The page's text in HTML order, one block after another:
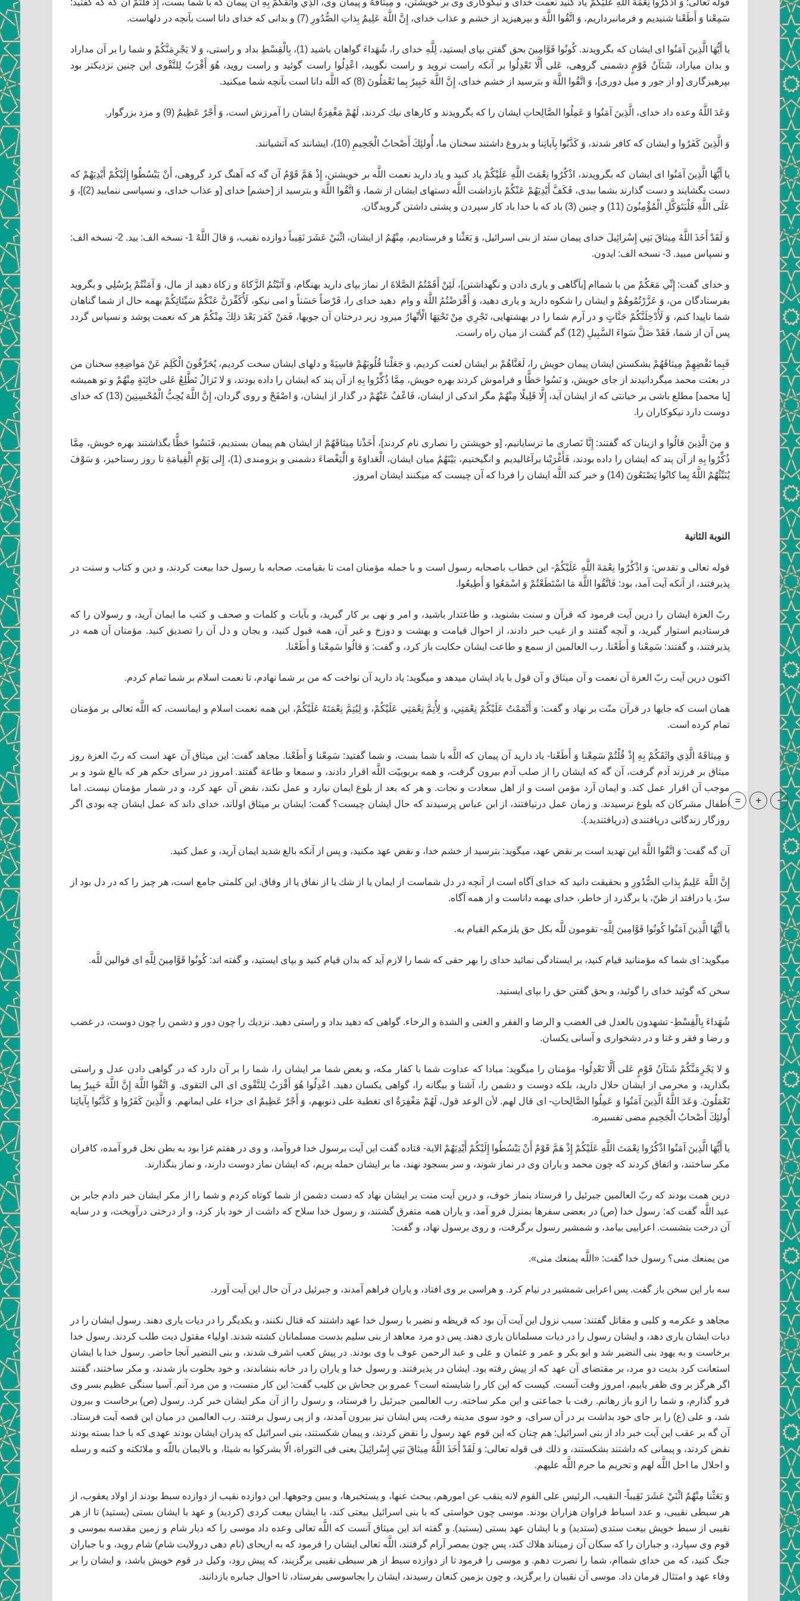
قوله تعالى: وَ اذْكُرُوا نِعْمَةَ اللَّهِ عَلَيْكُمْ‏ ياد كنيد نعمت خداى و نيكوكارى وى بر خويشتن، و مِيثاقَهُ‏ و پيمان وى، الَّذِي واثَقَكُمْ بِهِ‏ آن پيمان كه با شما بست، إِذْ قُلْتُمْ‏ آن گه كه گفتيد:
سَمِعْنا وَ أَطَعْنا شنيديم و فرمانبرداريم، وَ اتَّقُوا اللَّهَ‏ و بپرهيزيد از خشم و عذاب خداى، إِنَّ اللَّهَ عَلِيمٌ بِذاتِ الصُّدُورِ (7) و بدانى كه خداى دانا است بآنچه در دلهاست.
يا أَيُّهَا الَّذِينَ آمَنُوا اى ايشان كه بگرويدند. كُونُوا قَوَّامِينَ‏ بحق گفتن بپاى ايستيد، لِلَّهِ‏ خداى را، شُهَداءَ گواهان باشيد (1)، بِالْقِسْطِ بداد و راستى، وَ لا يَجْرِمَنَّكُمْ‏ و شما را بر آن مداراد
و بدان مياراد، شَنَآنُ قَوْمٍ‏ دشمنى گروهى، عَلى‏ أَلَّا تَعْدِلُوا بر آنكه راست نرويد و راست نگوييد، اعْدِلُوا راست گوئيد و راست رويد، هُوَ أَقْرَبُ لِلتَّقْوى‏ اين چنين نزديكتر بود
بپرهيزگارى [و از جور و ميل دورى‏]، وَ اتَّقُوا اللَّهَ‏ و بترسيد از خشم خداى، إِنَّ اللَّهَ خَبِيرٌ بِما تَعْمَلُونَ‏ (8) كه اللَّه دانا است بآنچه شما ميكنيد.
وَعَدَ اللَّهُ‏ وعده داد خداى، الَّذِينَ آمَنُوا وَ عَمِلُوا الصَّالِحاتِ‏ ايشان را كه بگرويدند و كارهاى نيك كردند، لَهُمْ مَغْفِرَةٌ ايشان را آمرزش است، وَ أَجْرٌ عَظِيمٌ‏ (9) و مزد بزرگوار.
وَ الَّذِينَ كَفَرُوا و ايشان كه كافر شدند، وَ كَذَّبُوا بِآياتِنا و بدروغ داشتند سخنان ما، أُولئِكَ أَصْحابُ الْجَحِيمِ‏ (10)، ايشانند كه آتشيانند.
يا أَيُّهَا الَّذِينَ آمَنُوا اى ايشان كه بگرويدند، اذْكُرُوا نِعْمَتَ اللَّهِ عَلَيْكُمْ‏ ياد كنيد و ياد داريد نعمت اللَّه بر خويشتن، إِذْ هَمَّ قَوْمٌ‏ آن گه كه آهنگ كرد گروهى، أَنْ يَبْسُطُوا إِلَيْكُمْ أَيْدِيَهُمْ‏ كه
دست بگشايند و دست گذارند بشما ببدى، فَكَفَّ أَيْدِيَهُمْ عَنْكُمْ‏ بازداشت اللَّه دستهاى ايشان از شما، وَ اتَّقُوا اللَّهَ‏ و بترسيد از [خشم‏] خداى [و عذاب خداى، و نسپاسى ننماييد (2)]، وَ
عَلَى اللَّهِ فَلْيَتَوَكَّلِ الْمُؤْمِنُونَ‏ (11) و چنين (3) باد كه با خدا باد كار سپردن و پشتى داشتن گرويدگان.
وَ لَقَدْ أَخَذَ اللَّهُ مِيثاقَ بَنِي إِسْرائِيلَ‏ خداى پيمان ستد از بنى اسرائيل، وَ بَعَثْنا و فرستاديم، مِنْهُمُ‏ از ايشان، اثْنَيْ عَشَرَ نَقِيباً دوازده نقيب، وَ قالَ اللَّهُ‏ 1- نسخه الف: بيد. 2- نسخه الف:
و نسپاس مبيد. 3- نسخه الف: ايدون.
و خداى گفت: إِنِّي مَعَكُمْ‏ من با شماام [بآگاهى و يارى دادن و نگه‏داشتن‏]، لَئِنْ أَقَمْتُمُ الصَّلاةَ ار نماز بپاى داريد بهنگام، وَ آتَيْتُمُ الزَّكاةَ و زكاة دهيد از مال، وَ آمَنْتُمْ بِرُسُلِي‏ و بگرويد
بفرستادگان من، وَ عَزَّرْتُمُوهُمْ‏ و ايشان را شكوه داريد و يارى دهيد، وَ أَقْرَضْتُمُ اللَّهَ‏ و وام دهيد خداى را، قَرْضاً حَسَناً و امى نيكو، لَأُكَفِّرَنَّ عَنْكُمْ سَيِّئاتِكُمْ‏ بهمه حال از شما گناهان
شما ناپيدا كنم، وَ لَأُدْخِلَنَّكُمْ جَنَّاتٍ‏ و در آرم شما را در بهشتهايى، تَجْرِي مِنْ تَحْتِهَا الْأَنْهارُ ميرود زير درختان آن جويها، فَمَنْ كَفَرَ بَعْدَ ذلِكَ مِنْكُمْ‏ هر كه نعمت پوشد و نسپاس گردد
پس آن از شما، فَقَدْ ضَلَّ سَواءَ السَّبِيلِ‏ (12) گم گشت از ميان راه راست.
فَبِما نَقْضِهِمْ مِيثاقَهُمْ‏ بشكستن ايشان پيمان خويش را، لَعَنَّاهُمْ‏ بر ايشان لعنت كرديم، وَ جَعَلْنا قُلُوبَهُمْ قاسِيَةً و دلهاى ايشان سخت كرديم، يُحَرِّفُونَ الْكَلِمَ عَنْ مَواضِعِهِ‏ سخنان من
در بعثت محمد ميگردانيدند از جاى خويش، وَ نَسُوا حَظًّا و فراموش كردند بهره خويش، مِمَّا ذُكِّرُوا بِهِ‏ از آن پند كه ايشان را داده بودند، وَ لا تَزالُ تَطَّلِعُ عَلى‏ خائِنَةٍ مِنْهُمْ‏ و تو هميشه
[يا محمد] مطلع باشى بر خيانتى كه از ايشان آيد، إِلَّا قَلِيلًا مِنْهُمْ‏ مگر اندكى از ايشان، فَاعْفُ عَنْهُمْ‏ در گذار از ايشان، وَ اصْفَحْ‏ و روى گردان، إِنَّ اللَّهَ يُحِبُّ الْمُحْسِنِينَ‏ (13) كه خداى
دوست دارد نيكوكاران را.
وَ مِنَ الَّذِينَ قالُوا و ازينان كه گفتند: إِنَّا نَصارى‏ ما ترسايانيم، [و خويشتن را نصارى نام كردند]، أَخَذْنا مِيثاقَهُمْ‏ از ايشان هم پيمان بستديم، فَنَسُوا حَظًّا بگذاشتند بهره خويش، مِمَّا
ذُكِّرُوا بِهِ‏ از آن پند كه ايشان را داده بودند، فَأَغْرَيْنا برآغاليديم و انگيختيم، بَيْنَهُمُ‏ ميان ايشان، الْعَداوَةَ وَ الْبَغْضاءَ دشمنى و بزومندى (1)، إِلى‏ يَوْمِ الْقِيامَةِ تا روز رستاخيز، وَ سَوْفَ
يُنَبِّئُهُمُ اللَّهُ بِما كانُوا يَصْنَعُونَ‏ (14) و خبر كند اللَّه ايشان را فردا كه آن چيست كه ميكنند ايشان امروز.
النوبة الثانية
قوله تعالى و تقدس: وَ اذْكُرُوا نِعْمَةَ اللَّهِ عَلَيْكُمْ‏- اين خطاب باصحابه رسول است و با جمله مؤمنان امت تا بقيامت. صحابه با رسول خدا بيعت كردند، و دين و كتاب و سنت در
پذيرفتند، از آنكه آيت آمد، بود: فَاتَّقُوا اللَّهَ مَا اسْتَطَعْتُمْ وَ اسْمَعُوا وَ أَطِيعُوا.
ربّ العزة ايشان را درين آيت فرمود كه قرآن و سنت بشنويد، و طاعت‏دار باشيد، و امر و نهى بر كار گيريد، و بآيات و كلمات و صحف و كتب ما ايمان آريد، و رسولان را كه
فرستاديم استوار گيريد، و آنچه گفتند و از غيب خبر دادند، از احوال قيامت و بهشت و دوزخ و غير آن، همه قبول كنيد، و بجان و دل آن را تصديق كنيد. مؤمنان آن همه در
پذيرفتند، و گفتند: سَمِعْنا وَ أَطَعْنا. رب العالمين از سمع و طاعت ايشان حكايت باز كرد، و گفت: وَ قالُوا سَمِعْنا وَ أَطَعْنا.
اكنون درين آيت ربّ العزة آن نعمت و آن ميثاق و آن قول با ياد ايشان ميدهد و ميگويد: ياد داريد آن نواخت كه من بر شما نهادم، تا نعمت اسلام بر شما تمام كردم.
همان است كه جايها در قرآن منّت بر نهاد و گفت: وَ أَتْمَمْتُ عَلَيْكُمْ نِعْمَتِي‏، وَ لِأُتِمَّ نِعْمَتِي عَلَيْكُمْ‏، وَ لِيُتِمَّ نِعْمَتَهُ عَلَيْكُمْ‏، اين همه نعمت اسلام و ايمانست، كه اللَّه تعالى بر مؤمنان
تمام كرده است.
وَ مِيثاقَهُ الَّذِي واثَقَكُمْ بِهِ إِذْ قُلْتُمْ سَمِعْنا وَ أَطَعْنا- ياد داريد آن پيمان كه اللَّه با شما بست، و شما گفتيد: سَمِعْنا وَ أَطَعْنا. مجاهد گفت: اين ميثاق آن عهد است كه ربّ العزة روز
ميثاق بر فرزند آدم گرفت، آن گه كه ايشان را از صلب آدم بيرون گرفت، و همه بربوبيّت اللَّه اقرار دادند، و سمعا و طاعة گفتند. امروز در سراى حكم هر كه بالغ شود و بر
موجب آن اقرار عمل كند. و ايمان آرد مؤمن است و از اهل سعادت و نجات. و هر كه بعد از بلوغ ايمان نيارد و عمل نكند، نقض آن عهد كرد، و در شمار مؤمنان نيست. اما
اطفال مشركان كه بلوغ نرسيدند. و زمان عمل درنيافتند، از ابن عباس پرسيدند كه حال ايشان چيست؟ گفت: ايشان بر ميثاق اول‏اند، خداى داند كه عمل ايشان چه بودى اگر
روزگار زندگانى دريافتندى (دريافتنديد.).
آن گه گفت: وَ اتَّقُوا اللَّهَ‏ اين تهديد است بر نقض عهد، ميگويد: بترسيد از خشم خدا، و نقض عهد مكنيد، و پس از آنكه بالغ شديد ايمان آريد، و عمل كنيد.
إِنَّ اللَّهَ عَلِيمٌ بِذاتِ الصُّدُورِ و بحقيقت دانيد كه خداى آگاه است از آنچه در دل شماست از ايمان يا از شك يا از نفاق يا از وفاق. اين كلمتى جامع است، هر چيز را كه در دل بود از
سرّ، يا درافتد از ظنّ، يا برگذرد از خاطر، خداى بهمه داناست و از همه آگاه.
يا أَيُّهَا الَّذِينَ آمَنُوا كُونُوا قَوَّامِينَ لِلَّهِ‏- تقومون للَّه بكل حق يلزمكم القيام به.
ميگويد: اى شما كه مؤمنانيد قيام كنيد، بر ايستادگى نمائيد خداى را بهر حقى كه شما را لازم آيد كه بدان قيام كنيد و بپاى ايستيد، و گفته ‏اند: كُونُوا قَوَّامِينَ لِلَّهِ‏ اى قوالين للَّه.
سخن كه گوئيد خداى را گوئيد، و بحق گفتن حق را بپاى ايستيد.
شُهَداءَ بِالْقِسْطِ- تشهدون بالعدل فى الغضب و الرضا و الفقر و الغنى و الشدة و الرخاء. گواهى كه دهيد بداد و راستى دهيد. نزديك را چون دور و دشمن را چون دوست، در غضب
و رضا و فقر و غنا و در دشخوارى و آسانى يكسان.
وَ لا يَجْرِمَنَّكُمْ شَنَآنُ قَوْمٍ عَلى‏ أَلَّا تَعْدِلُوا- مؤمنان را ميگويد: مبادا كه عداوت شما با كفار مكه، و بغض شما مر ايشان را، شما را بر آن دارد كه در گواهى دادن عدل و راستى
بگذاريد، و محرمى از ايشان حلال داريد، بلكه دوست و دشمن را، آشنا و بيگانه را، گواهى يكسان دهيد. اعْدِلُوا هُوَ أَقْرَبُ لِلتَّقْوى‏ اى الى التقوى. وَ اتَّقُوا اللَّهَ إِنَّ اللَّهَ خَبِيرٌ بِما
تَعْمَلُونَ‏. وَعَدَ اللَّهُ الَّذِينَ آمَنُوا وَ عَمِلُوا الصَّالِحاتِ‏- اى قال لهم. لأن الوعد قول، لَهُمْ مَغْفِرَةٌ اى تغطية على ذنوبهم، وَ أَجْرٌ عَظِيمٌ‏ اى جزاء على ايمانهم. وَ الَّذِينَ كَفَرُوا وَ كَذَّبُوا بِآياتِنا
أُولئِكَ أَصْحابُ الْجَحِيمِ‏ مضى تفسيره.
يا أَيُّهَا الَّذِينَ آمَنُوا اذْكُرُوا نِعْمَتَ اللَّهِ عَلَيْكُمْ إِذْ هَمَّ قَوْمٌ أَنْ يَبْسُطُوا إِلَيْكُمْ أَيْدِيَهُمْ‏ الاية- قتاده گفت اين آيت برسول خدا فروآمد، و وى در هفتم غزا بود به بطن نخل فرو آمده، كافران
مكر ساختند، و اتفاق كردند كه چون محمد و ياران وى در نماز شوند، و سر بسجود نهند، ما بر ايشان حمله بريم، كه ايشان نماز دوست دارند، و نماز بنگذارند.
درين همت بودند كه ربّ العالمين جبرئيل را فرستاد بنماز خوف، و درين آيت منت بر ايشان نهاد كه دست دشمن از شما كوتاه كردم و شما را از مكر ايشان خبر دادم جابر بن
عبد اللَّه گفت كه: رسول خدا (ص) در بعضى سفرها بمنزل فرو آمد، و ياران همه متفرق گشتند، و رسول خدا سلاح كه داشت از خود باز كرد، و از درختى درآويخت، و در سايه
آن درخت بنشست. اعرابيى بيامد، و شمشير رسول برگرفت، و روى برسول نهاد، و گفت:
من يمنعك منى؟ رسول خدا گفت: «اللَّه يمنعك منى».
سه بار اين سخن باز گفت. پس اعرابى شمشير در نيام كرد. و هراسى بر وى افتاد، و ياران فراهم آمدند، و جبرئيل در آن حال اين آيت آورد.
مجاهد و عكرمه و كلبى و مقاتل گفتند: سبب نزول اين آيت آن‏ بود كه قريظه و نضير با رسول خدا عهد داشتند كه قتال نكنند، و يكديگر را در ديات يارى دهند. رسول ايشان را در
ديات ايشان يارى دهد، و ايشان رسول را در ديات مسلمانان يارى دهند. پس دو مرد معاهد از بنى سليم بدست مسلمانان كشته شدند. اولياء مقتول ديت طلب كردند. رسول خدا
برخاست و به يهود بنى النضير شد و ابو بكر و عمر و عثمان و على و عبد الرحمن عوف با وى بودند. در پيش كعب اشرف شدند، و بنى النضير آنجا حاضر. رسول خدا با ايشان
استعانت كرد بديت دو مرد، بر مقتضاى آن عهد كه از پيش رفته بود. ايشان در پذيرفتند. و رسول خدا و ياران را در خانه بنشاندند، و خود بخلوت باز شدند، و مكر ساختند، گفتند
اگر هرگز بر وى ظفر يابيم، امروز وقت آنست. كيست كه اين كار را شايسته است؟ عمرو بن جحاش بن كليب گفت: اين كار منست، و من مرد آنم. آسيا سنگى عظيم بسر وى
فرو گذارم، و شما را ازو باز رهانم. رفت با جماعتى و اين مكر ساخته. رب العالمين جبرئيل را فرستاد، و رسول را از آن مكر ايشان خبر كرد. رسول (ص) برخاست و بيرون
شد، و على (ع) را بر جاى خود بداشت بر در آن سراى، و خود سوى مدينه رفت، پس ايشان نيز بيرون آمدند، و از پى رسول برفتند. رب العالمين در ميان اين قصه آيت فرستاد.
آن گه بر عقب اين آيت خبر داد از بنى اسرائيل: هم چنان كه اين قوم عهد رسول را نقض كردند، و پيمان شكستند، بنى اسرائيل كه پدران ايشان بودند عهدى كه با خدا بسته بودند
نقض كردند، و پيمانى كه داشتند بشكستند، و ذلك فى قوله تعالى: وَ لَقَدْ أَخَذَ اللَّهُ مِيثاقَ بَنِي إِسْرائِيلَ‏ يعنى فى التوراة، الّا يشركوا به شيئا، و بالايمان باللّه و ملائكته و كتبه و رسله
و احلال ما احل اللَّه لهم و تحريم ما حرم اللَّه عليهم.
وَ بَعَثْنا مِنْهُمُ اثْنَيْ عَشَرَ نَقِيباً- النقيب، الرئيس على القوم لانه ينقب عن امورهم، يبحث عنها، و يستخبرها، و يبين وجوهها. اين دوازده نقيب از دوازده سبط بودند از اولاد يعقوب، از
هر سبطى نقيبى، و عدد اسباط فراوان هزاران بودند. موسى چون خواستى كه با بنى اسرائيل بيعتى كند، با ايشان بيعت كردى (کردید) و عهد با ايشان بستى (بستید) تا از هر
نقيبى از سبط خويش بيعت ستدى (ستدید) و با ايشان عهد بستى (بستید). و گفته ‏اند اين ميثاق آنست كه اللَّه تعالى وعده داد موسى را كه ديار شام و زمين مقدسه بموسى و
قوم وى سپارد، و جباران را كه سكان آن زمين‏اند هلاك كند، پس چون بمصر آرام گرفتند، اللَّه تعالى ايشان را فرمود كه به اريحاى (نام دهی درولایت شام) شام رويد، و با جباران
جنگ كنيد، كه من خداى شماام، شما را نصرت دهم. و موسى را فرمود تا از دوازده سبط از هر سبطى نقيبى برگزيند، كه پيش رود، وكيل در قوم خويش باشد، و ايشان را بر
وفاء عهد و امتثال فرمان داد. موسى آن نقيبان را برگزيد، و چون بزمين كنعان رسيدند، ايشان را بجاسوسى بفرستاد، تا احوال جبابره بازدانند.
-
+
=